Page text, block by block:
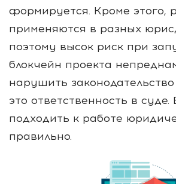
формируется. Кроме этого,
применяются в разных
поэтому высок риск при
блокчейн проекта
нарушить
это ответственность в
подходить к работе
правильно.